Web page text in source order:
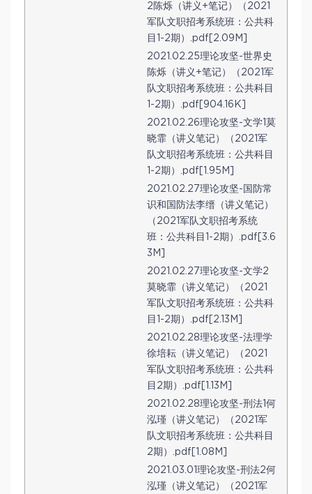
2陈烁（讲义+笔记）（2021
军队文职招考系统班：公共科
目1-2期）.pdf[2.09M]
2021.02.25理论攻坚-世界史
陈烁（讲义+笔记）（2021军
队文职招考系统班：公共科目
1-2期）.pdf[904.16K]
2021.02.26理论攻坚-文学1莫
晓霏（讲义笔记）（2021军
队文职招考系统班：公共科目
1-2期）.pdf[1.95M]
2021.02.27理论攻坚-国防常
识和国防法李缙（讲义笔记）
（2021军队文职招考系统
班：公共科目1-2期）.pdf[3.6
3M]
2021.02.27理论攻坚-文学2
莫晓霏（讲义笔记）（2021
军队文职招考系统班：公共科
目1-2期）.pdf[2.13M]
2021.02.28理论攻坚-法理学
徐培耘（讲义笔记）（2021
军队文职招考系统班：公共科
目2期）.pdf[1.13M]
2021.02.28理论攻坚-刑法1何
泓瑾（讲义笔记）（2021军
队文职招考系统班：公共科目
2期）.pdf[1.08M]
2021.03.01理论攻坚-刑法2何
泓瑾（讲义笔记）（2021军